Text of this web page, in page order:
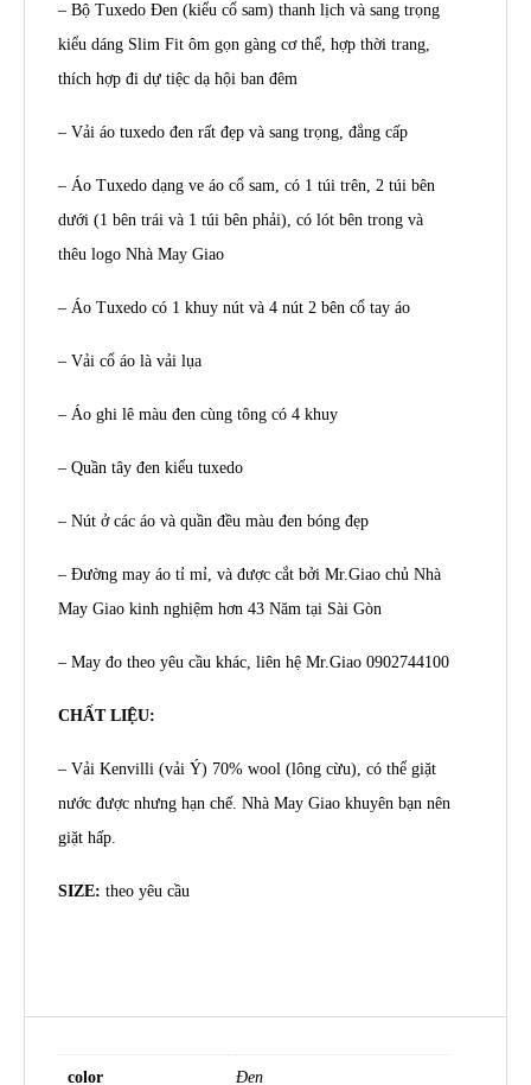
– Bộ Tuxedo Đen (kiểu cổ sam) thanh lịch và sang trọng
kiểu dáng Slim Fit ôm gọn gàng cơ thể, hợp thời trang,
thích hợp đi dự tiệc dạ hội ban đêm
– Vải áo tuxedo đen rất đẹp và sang trọng, đẳng cấp
– Áo Tuxedo dạng ve áo cổ sam, có 1 túi trên, 2 túi bên
dưới (1 bên trái và 1 túi bên phải), có lót bên trong và
thêu logo Nhà May Giao
– Áo Tuxedo có 1 khuy nút và 4 nút 2 bên cổ tay áo
– Vải cổ áo là vải lụa
– Áo ghi lê màu đen cùng tông có 4 khuy
– Quần tây đen kiểu tuxedo
– Nút ở các áo và quần đều màu đen bóng đẹp
– Đường may áo tỉ mỉ, và được cắt bởi Mr.Giao chủ Nhà
May Giao kinh nghiệm hơn 43 Năm tại Sài Gòn
– May đo theo yêu cầu khác, liên hệ Mr.Giao 0902744100
CHẤT LIỆU:
– Vải Kenvilli (vải Ý) 70% wool (lông cừu), có thể giặt
nước được nhưng hạn chế. Nhà May Giao khuyên bạn nên
giặt hấp.
SIZE: theo yêu cầu
color Đen